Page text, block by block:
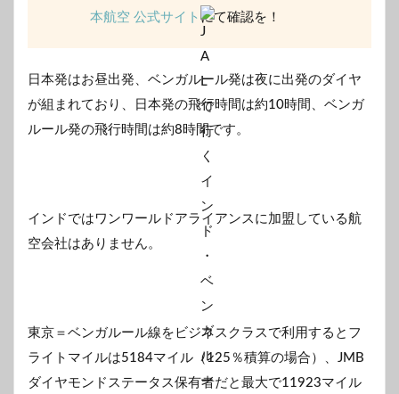
本航空 公式サイト にて確認を！
日本発はお昼出発、ベンガルール発は夜に出発のダイヤ
が組まれており、日本発の飛行時間は約10時間、ベンガ
ルール発の飛行時間は約8時間です。
インドではワンワールドアライアンスに加盟している航
空会社はありません。
東京＝ベンガルール線をビジネスクラスで利用するとフ
ライトマイルは5184マイル（125％積算の場合）、JMB
ダイヤモンドステータス保有者だと最大で11923マイル